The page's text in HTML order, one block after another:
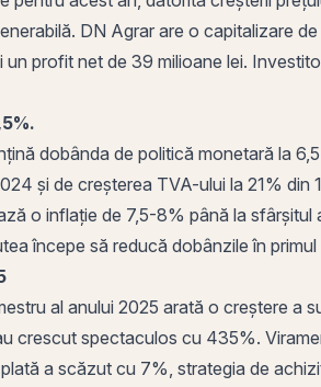
DN Agrar are o capitalizare
profit net de 39 milioane lei.
dobânda de politică monetară la
și de creșterea TVA-ului la 21%
o inflație de 7,5-8% până la
începe să reducă dobânzile în
al anului 2025 arată o creștere a
crescut spectaculos cu 435%.
a scăzut cu 7%, strategia de